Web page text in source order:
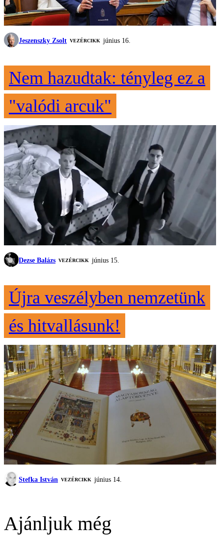
Jeszenszky Zsolt VEZÉRCIKK június 16.
Nem hazudtak: tényleg ez a
"valódi arcuk"
Dezse Balázs VEZÉRCIKK június 15.
Újra veszélyben nemzetünk
és hitvallásunk!
Stefka István VEZÉRCIKK június 14.
Ajánljuk még